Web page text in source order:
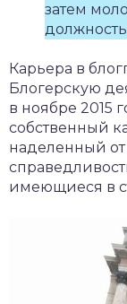
затем
Карьера в
Блогерскую
в ноябре 2015
собственный
наделенный
имеющиеся в